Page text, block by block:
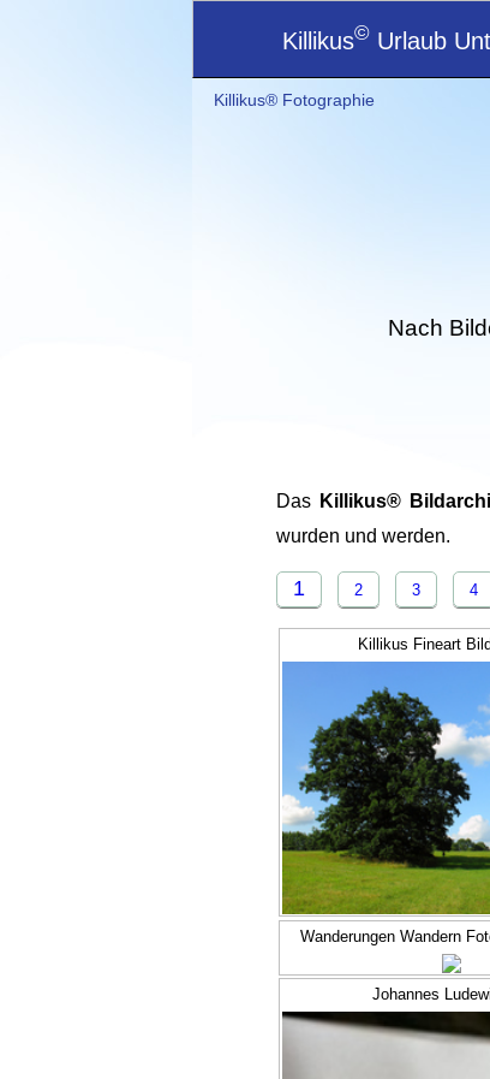
Killikus© Urlaub
Killikus® Fotographie
Nach
Das Killikus®
wurden und werden.
1 2 3 4
Killikus Fineart
Wanderungen Wandern
Johannes